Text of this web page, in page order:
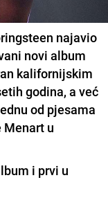
najavio
novi album
kalifornijskim
godina, a već
od pjesama
Menart u
i prvi u